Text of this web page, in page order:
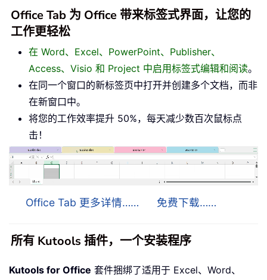
Office Tab 为 Office 带来标签式界面，让您的
工作更轻松
在 Word、Excel、PowerPoint、Publisher、
Access、Visio 和 Project 中启用标签式编辑和阅读。
在同一个窗口的新标签页中打开并创建多个文档，而非
在新窗口中。
将您的工作效率提升 50%，每天减少数百次鼠标点
击！
Office Tab 更多详情…… 免费下载……
所有 Kutools 插件，一个安装程序
Kutools for Office 套件捆绑了适用于 Excel、Word、